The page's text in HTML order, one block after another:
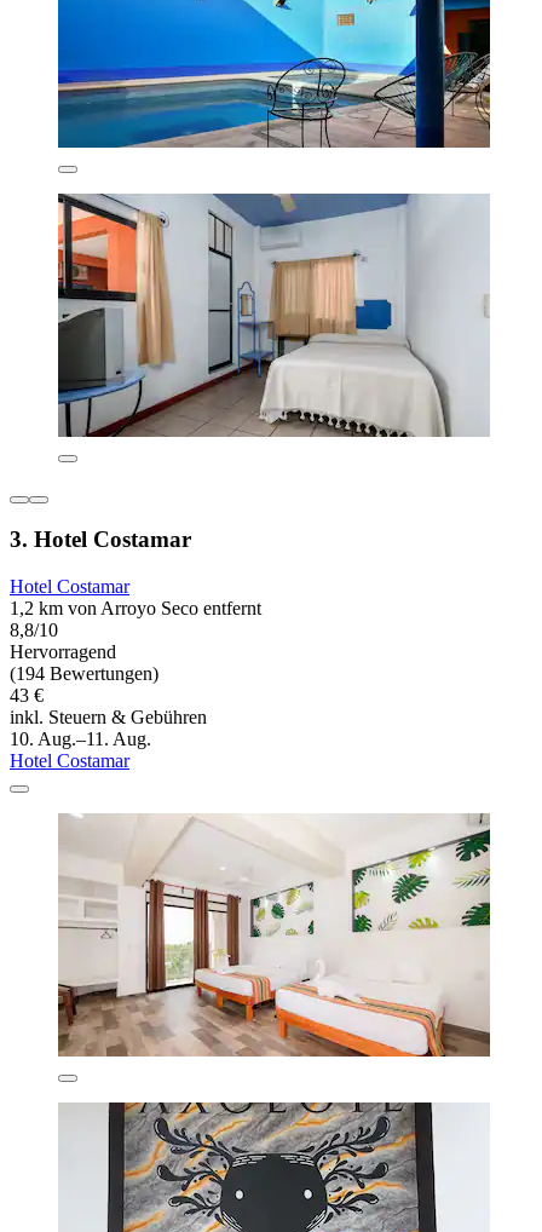
3. Hotel Costamar
Hotel Costamar
1,2 km von Arroyo Seco entfernt
8,8/10
Hervorragend
(194 Bewertungen)
43 €
inkl. Steuern & Gebühren
10. Aug.–11. Aug.
Hotel Costamar